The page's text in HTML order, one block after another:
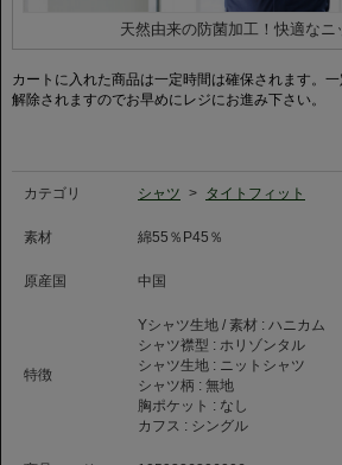
襟開きが180度に近いホリゾンタルカラーは、首
な印象を与えます。
タイドアップ： 襟の立ち上がりが良く、ビジネ
し分ないドレッシーさを放ちます。
ノーネクタイ： 襟先が綺麗に逃げるため、クー
でも清潔感のあるスタイルを維持します。
天然由来の防菌加工！快適なニ
カートに入れた商品は一定時間は確保されます。
解除されますのでお早めにレジにお進み下さい。
カテゴリ シャツ > タイトフィット
素材 綿55％P45％
原産国 中国
特徴
Yシャツ生地 / 素材 : ハニカム
シャツ襟型 : ホリゾンタル
シャツ生地 : ニットシャツ
シャツ柄 : 無地
胸ポケット : なし
カフス : シングル